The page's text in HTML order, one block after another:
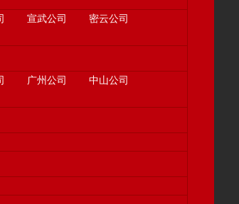
宣武公司
密云公司
广州公司
中山公司